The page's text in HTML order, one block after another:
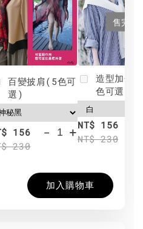
百變披肩(5色可
選)
156
230
- +
售完
造型加分
色可選)
NT$ 156
NT$ 230
加入購物車